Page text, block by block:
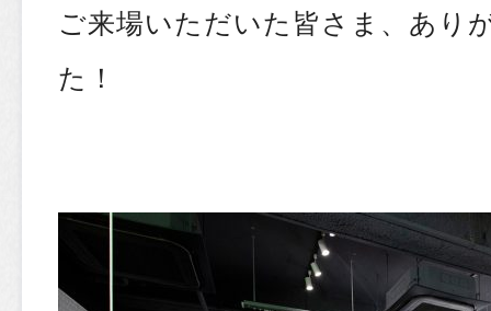
ご来場いただいた皆さま、あり
た！